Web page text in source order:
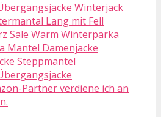
Lang mit Fell
Sale Warm Winterparka
Mantel Damenjacke
Steppmantel
Partner verdiene ich an